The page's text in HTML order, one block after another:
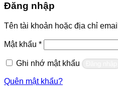
Đăng nhập
Tên tài khoản hoặc địa chỉ email
Mật khẩu *Bắt
buộc
Ghi nhớ mật khẩu
Quên mật khẩu?